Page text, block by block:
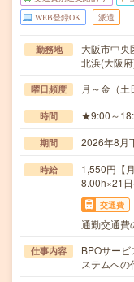
WEB登録OK 派遣
勤務地
大阪市中央
北浜(大阪
曜日頻度 月～金（土
時間 ★9:00～
期間 2026年8月
時給
1,550円【
8.00h×21
交通費
通勤交通費
仕事内容
BPOサー
ステムへ